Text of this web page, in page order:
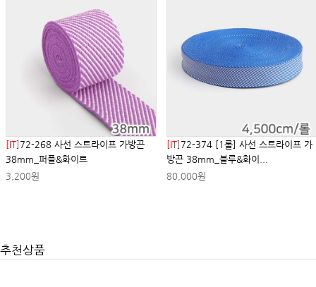
[IT] 72-268 사선 스트라이프 가방끈
38mm_퍼플&화이트
3,200원
[IT] 72-374 [1롤] 사선 스트라이프 가
방끈 38mm_블루&화이...
80,000원
추천상품